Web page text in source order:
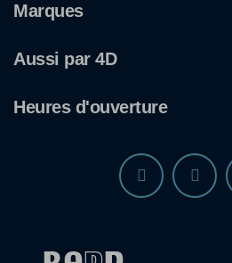
Marques
Aussi par 4D
Heures d'ouverture